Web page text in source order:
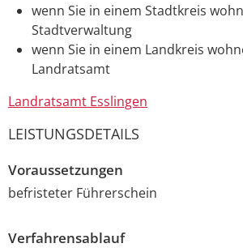
wenn Sie in einem Stadtkreis
Stadtverwaltung
wenn Sie in einem Landkreis
Landratsamt
Landratsamt Esslingen
LEISTUNGSDETAILS
Voraussetzungen
befristeter Führerschein
Verfahrensablauf